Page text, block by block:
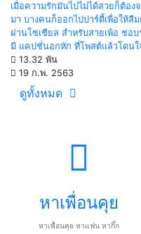
เมื่อความรักมันไปไม่ได้สวยก็ต้อ
มา บางคนก็ออกไปปาร์ตี้เพื่อให้ลื
ผ่านโซเชียล สำหรับสายเพ้อ ชอ
มี แคปชั่นอกหัก ที่โพสต์แล้วโดน
13.32 พัน
19 ก.พ. 2563
ดูทั้งหมด
หาเพื่อนคุย
หาเพื่อนคุย หาแฟน หากิ๊ก